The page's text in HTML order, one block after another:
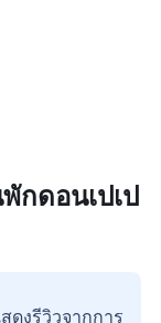
กดอนเปเป
ดงรีวิวจากการ